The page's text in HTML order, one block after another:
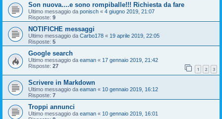
Son nuova....e sono rompiballe!!! Richiesta da fare
Ultimo messaggio da ponisch « 4 giugno 2019, 21:07
Risposte: 9
NOTIFICHE messaggi
Ultimo messaggio da Carbo178 « 19 aprile 2019, 22:05
Risposte: 5
Google search
Ultimo messaggio da eaman « 17 gennaio 2019, 21:42
Risposte: 27 1 2 3
Scrivere in Markdown
Ultimo messaggio da eaman « 10 gennaio 2019, 16:12
Risposte: 7
Troppi annunci
Ultimo messaggio da eaman « 10 gennaio 2019, 16:01